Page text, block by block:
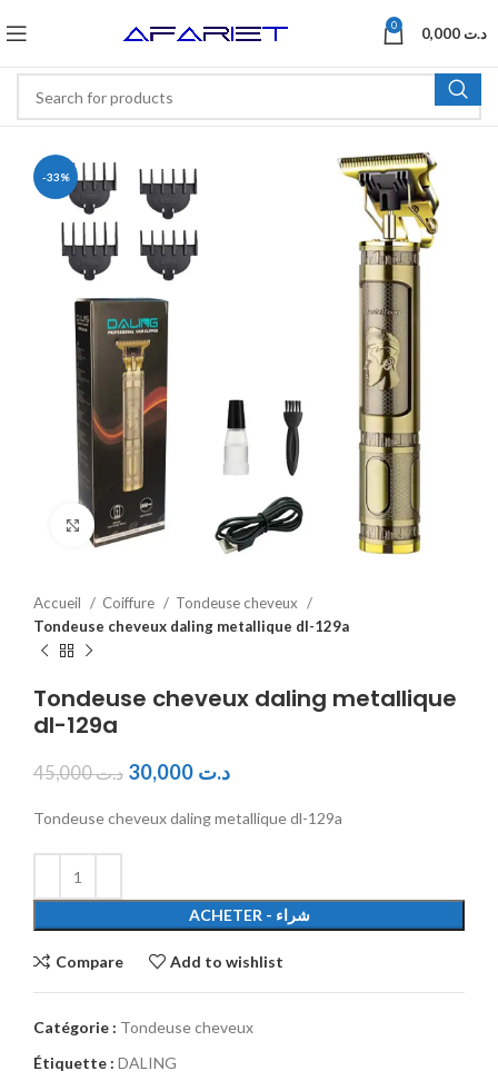
0 د.ت
-33%
Click to enlarge
Accueil Coiffure
Tondeuse cheveux
Tondeuse cheveux daling metallique dl-129a
Tondeuse cheveux daling metallique
dl-129a
د.ت45,000 د.ت
Tondeuse cheveux daling metallique dl-129a
ACHETER - شراء
Compare Add to wishlist
Catégorie : Tondeuse cheveux
Étiquette : DALING